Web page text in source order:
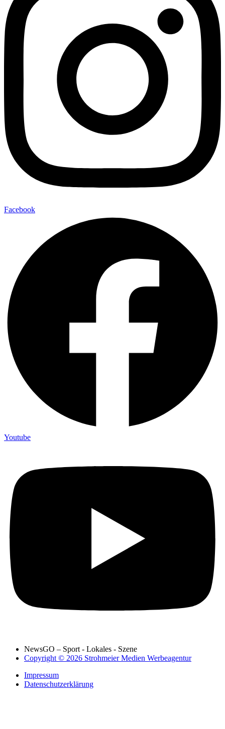
Facebook
Youtube
NewsGO – Sport - Lokales - Szene
Copyright © 2026 Strohmeier Medien Werbeagentur
Impressum
Datenschutzerklärung